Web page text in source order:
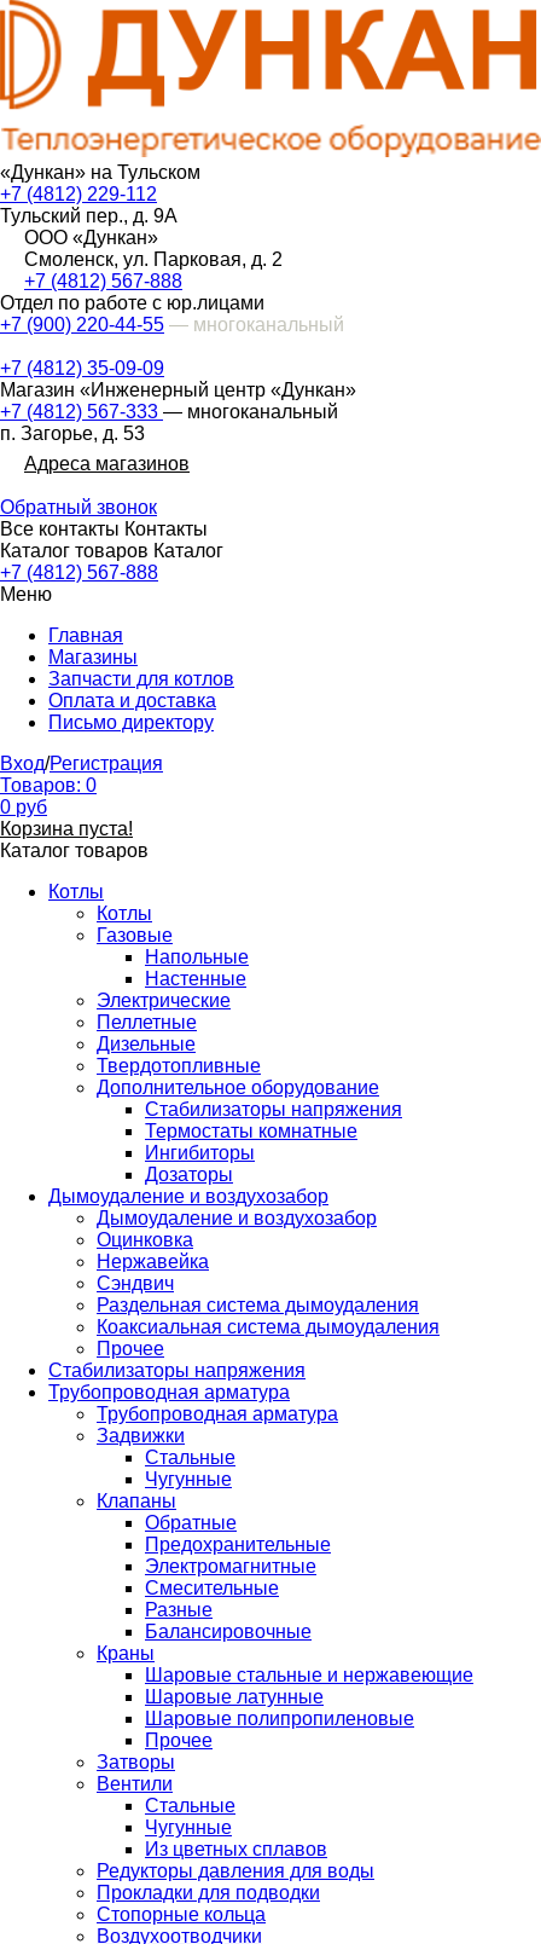
«Дункан» на Тульском
+7 (4812) 229-112
Тульский пер., д. 9А
ООО «Дункан»
Смоленск, ул. Парковая, д. 2
+7 (4812) 567-888
Отдел по работе с юр.лицами
+7 (900) 220-44-55 — многоканальный
+7 (4812) 35-09-09
Магазин «Инженерный центр «Дункан»
+7 (4812) 567-333 — многоканальный
п. Загорье, д. 53
Адреса магазинов
Обратный звонок
Все контакты Контакты
Каталог товаров Каталог
+7 (4812) 567-888
Меню
Главная
Магазины
Запчасти для котлов
Оплата и доставка
Письмо директору
Вход/Регистрация
Товаров: 0
0 руб
Корзина пуста!
Каталог товаров
Котлы
Котлы
Газовые
Напольные
Настенные
Электрические
Пеллетные
Дизельные
Твердотопливные
Дополнительное оборудование
Стабилизаторы напряжения
Термостаты комнатные
Ингибиторы
Дозаторы
Дымоудаление и воздухозабор
Дымоудаление и воздухозабор
Оцинковка
Нержавейка
Сэндвич
Раздельная система дымоудаления
Коаксиальная система дымоудаления
Прочее
Стабилизаторы напряжения
Трубопроводная арматура
Трубопроводная арматура
Задвижки
Стальные
Чугунные
Клапаны
Обратные
Предохранительные
Электромагнитные
Смесительные
Разные
Балансировочные
Краны
Шаровые стальные и нержавеющие
Шаровые латунные
Шаровые полипропиленовые
Прочее
Затворы
Вентили
Стальные
Чугунные
Из цветных сплавов
Редукторы давления для воды
Прокладки для подводки
Стопорные кольца
Воздухоотводчики